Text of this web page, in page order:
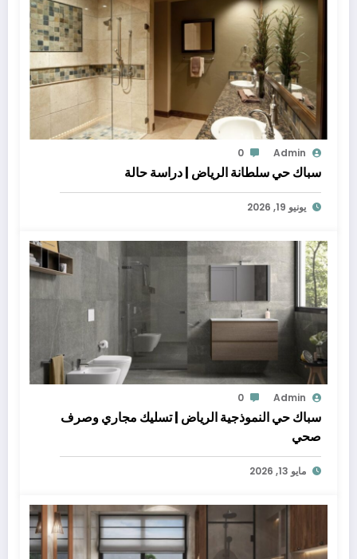
Admin
0
سباك حي سلطانة الرياض | دراسة حالة
يونيو 19, 2026
Admin
0
سباك حي النموذجية الرياض | تسليك مجاري وصرف
صحي
مايو 13, 2026